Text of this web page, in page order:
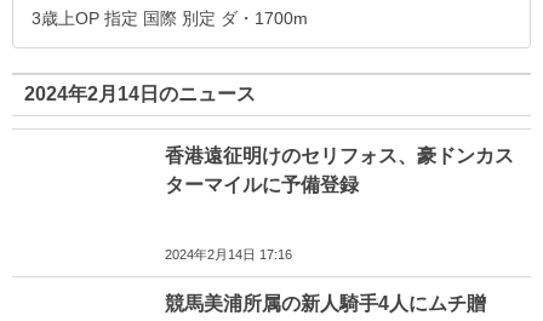
3歳上OP 指定 国際 別定 ダ・1700m
2024年2月14日のニュース
香港遠征明けのセリフォス、豪ドンカス
ターマイルに予備登録
2024年2月14日 17:16
競馬美浦所属の新人騎手4人にムチ贈